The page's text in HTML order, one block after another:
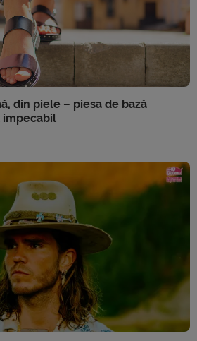
din piele – piesa de bază
impecabil